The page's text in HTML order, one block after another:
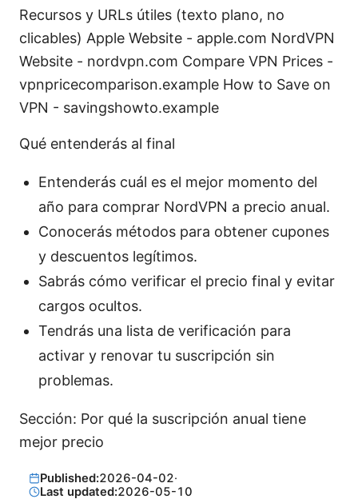
Recursos y URLs útiles (texto plano, no
clicables) Apple Website - apple.com NordVPN
Website - nordvpn.com Compare VPN Prices -
vpnpricecomparison.example How to Save on
VPN - savingshowto.example
Qué entenderás al final
Entenderás cuál es el mejor momento del
año para comprar NordVPN a precio anual.
Conocerás métodos para obtener cupones
y descuentos legítimos.
Sabrás cómo verificar el precio final y evitar
cargos ocultos.
Tendrás una lista de verificación para
activar y renovar tu suscripción sin
problemas.
Sección: Por qué la suscripción anual tiene
mejor precio
Published:2026-04-02·
Last updated:2026-05-10